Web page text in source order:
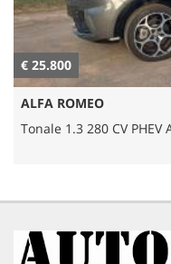
€ 47.500
BMW
X1 sDrive 20d Msport in